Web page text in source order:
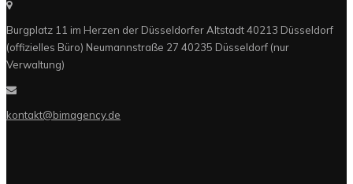
Burgplatz 11 im Herzen der Düsseldorfer Altstadt 40213 Düsseldorf
(offizielles Büro) Neumannstraße 27 40235 Düsseldorf (nur
Verwaltung)
kontakt@bimagency.de